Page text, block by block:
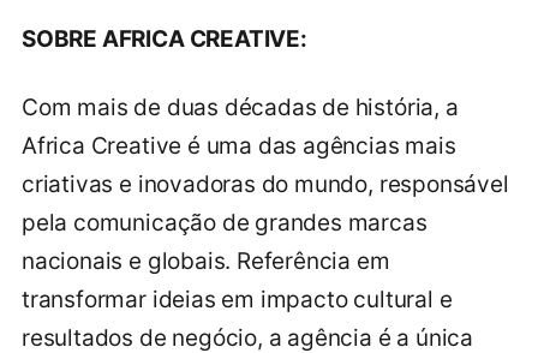
SOBRE AFRICA CREATIVE:
Com mais de duas décadas de história, a
Africa Creative é uma das agências mais
criativas e inovadoras do mundo, responsável
pela comunicação de grandes marcas
nacionais e globais. Referência em
transformar ideias em impacto cultural e
resultados de negócio, a agência é a única